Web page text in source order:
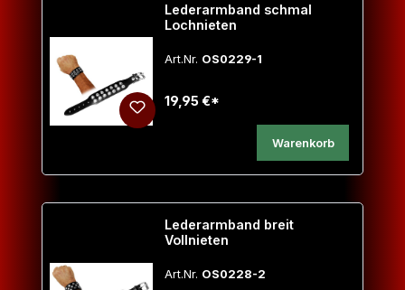
Lederarmband schmal
Lochnieten
Art.Nr. OS0229-1
19,95 €*
Warenkorb
Lederarmband breit
Vollnieten
Art.Nr. OS0228-2